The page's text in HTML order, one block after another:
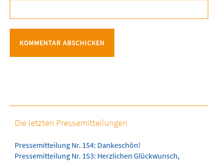
Die letzten Pressemitteilungen
Pressemitteilung Nr. 154: Dankeschön!
Pressemitteilung Nr. 153: Herzlichen Glückwunsch,